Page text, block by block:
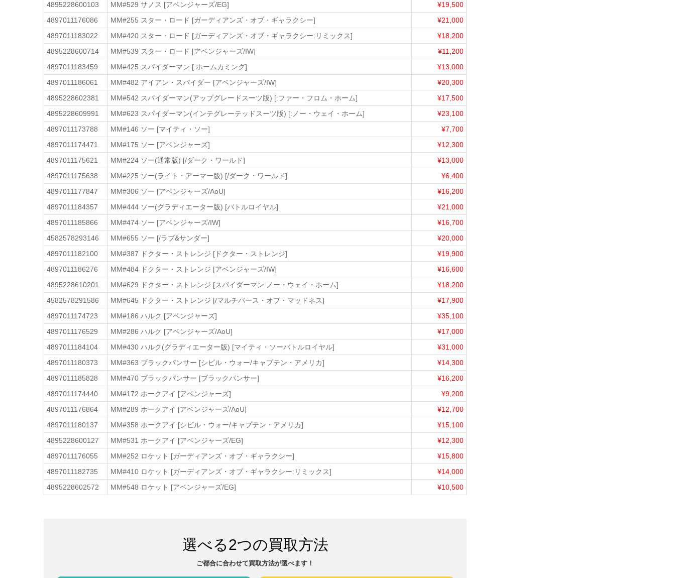
4895228600103
MM#529 サノス [アベンジャーズ/EG]
¥19,500
4897011176086
MM#255 スター・ロード [ガーディアンズ・オブ・ギャラクシー]
¥21,000
4897011183022
MM#420 スター・ロード [ガーディアンズ・オブ・ギャラクシー:リミックス]
¥18,200
4895228600714
MM#539 スター・ロード [アベンジャーズ/IW]
¥11,200
4897011183459
MM#425 スパイダーマン [:ホームカミング]
¥13,000
4897011186061
MM#482 アイアン・スパイダー [アベンジャーズ/IW]
¥20,300
4895228602381
MM#542 スパイダーマン(アップグレードスーツ版) [:ファー・フロム・ホーム]
¥17,500
4895228609991
MM#623 スパイダーマン(インテグレーテッドスーツ版) [:ノー・ウェイ・ホーム]
¥23,100
4897011173788
MM#146 ソー [マイティ・ソー]
¥7,700
4897011174471
MM#175 ソー [アベンジャーズ]
¥12,300
4897011175621
MM#224 ソー(通常版) [/ダーク・ワールド]
¥13,000
4897011175638
MM#225 ソー(ライト・アーマー版) [/ダーク・ワールド]
¥6,400
4897011177847
MM#306 ソー [アベンジャーズ/AoU]
¥16,200
4897011184357
MM#444 ソー(グラディエーター版) [バトルロイヤル]
¥21,000
4897011185866
MM#474 ソー [アベンジャーズ/IW]
¥16,700
4582578293146
MM#655 ソー [/ラブ&サンダー]
¥20,000
4897011182100
MM#387 ドクター・ストレンジ [ドクター・ストレンジ]
¥19,900
4897011186276
MM#484 ドクター・ストレンジ [アベンジャーズ/IW]
¥16,600
4895228610201
MM#629 ドクター・ストレンジ [スパイダーマン:ノー・ウェイ・ホーム]
¥18,200
4582578291586
MM#645 ドクター・ストレンジ [/マルチバース・オブ・マッドネス]
¥17,900
4897011174723
MM#186 ハルク [アベンジャーズ]
¥35,100
4897011176529
MM#286 ハルク [アベンジャーズ/AoU]
¥17,000
4897011184104
MM#430 ハルク(グラディエーター版) [マイティ・ソーバトルロイヤル]
¥31,000
4897011180373
MM#363 ブラックパンサー [シビル・ウォー/キャプテン・アメリカ]
¥14,300
4897011185828
MM#470 ブラックパンサー [ブラックパンサー]
¥16,200
4897011174440
MM#172 ホークアイ [アベンジャーズ]
¥9,200
4897011176864
MM#289 ホークアイ [アベンジャーズ/AoU]
¥12,700
4897011180137
MM#358 ホークアイ [シビル・ウォー/キャプテン・アメリカ]
¥15,100
4895228600127
MM#531 ホークアイ [アベンジャーズ/EG]
¥12,300
4897011176055
MM#252 ロケット [ガーディアンズ・オブ・ギャラクシー]
¥15,800
4897011182735
MM#410 ロケット [ガーディアンズ・オブ・ギャラクシー:リミックス]
¥14,000
4895228602572
MM#548 ロケット [アベンジャーズ/EG] ¥10,500
選べる2つの買取方法
ご都合に合わせて買取方法が選べます！